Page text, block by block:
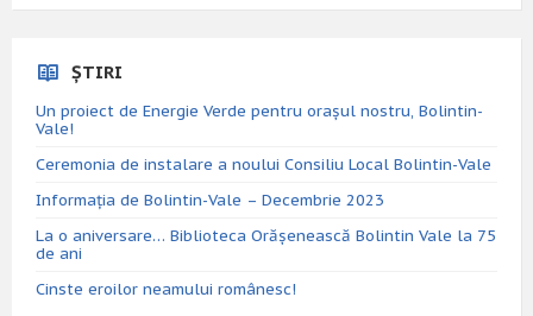
ȘTIRI
Un proiect de Energie Verde pentru orașul nostru, Bolintin-
Vale!
Ceremonia de instalare a noului Consiliu Local Bolintin-Vale
Informația de Bolintin-Vale – Decembrie 2023
La o aniversare… Biblioteca Orăşenească Bolintin Vale la 75
de ani
Cinste eroilor neamului românesc!